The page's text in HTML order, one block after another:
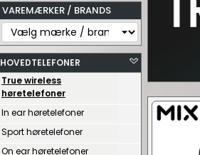
VAREMÆRKER / BRANDS
HOVEDTELEFONER
True wireless
høretelefoner
In ear høretelefoner
Sport høretelefoner
On ear høretelefoner